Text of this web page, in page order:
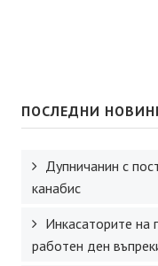
ПОСЛЕДНИ
Дупничанин с
канабис
Инкасаторите на
работен ден